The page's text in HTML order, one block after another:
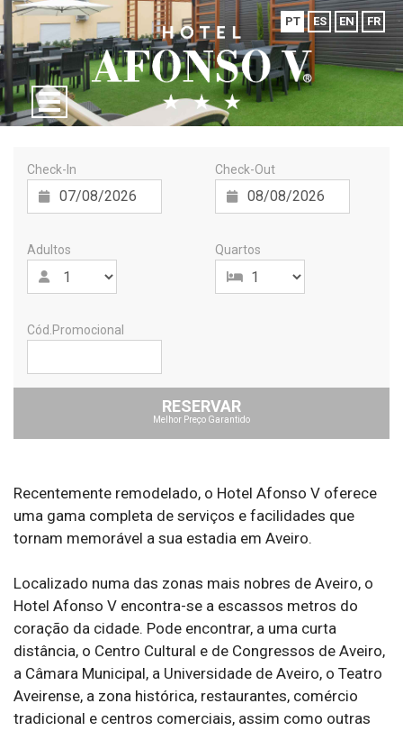
PT ES EN FR
Check-In Check-Out
Adultos Quartos
Cód.Promocional
RESERVAR
Melhor Preço Garantido
Recentemente remodelado, o Hotel Afonso V oferece
uma gama completa de serviços e facilidades que
tornam memorável a sua estadia em Aveiro.
Localizado numa das zonas mais nobres de Aveiro, o
Hotel Afonso V encontra-se a escassos metros do
coração da cidade. Pode encontrar, a uma curta
distância, o Centro Cultural e de Congressos de Aveiro,
a Câmara Municipal, a Universidade de Aveiro, o Teatro
Aveirense, a zona histórica, restaurantes, comércio
tradicional e centros comerciais, assim como outras